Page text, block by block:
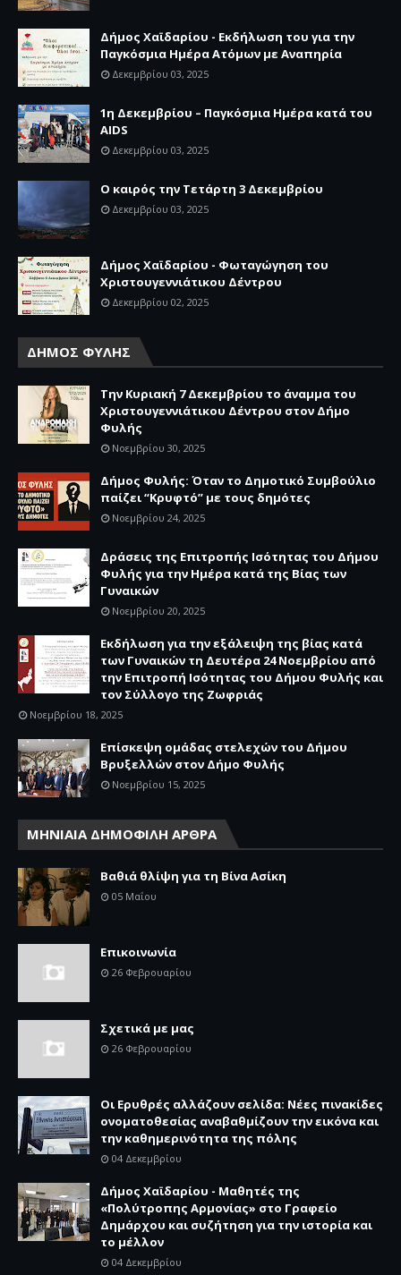
Δήμος Χαϊδαρίου - Εκδήλωση του για την
Παγκόσμια Ημέρα Ατόμων με Αναπηρία
Δεκεμβρίου 03, 2025
1η Δεκεμβρίου – Παγκόσμια Ημέρα κατά του
AIDS
Δεκεμβρίου 03, 2025
Ο καιρός την Τετάρτη 3 Δεκεμβρίου
Δεκεμβρίου 03, 2025
Δήμος Χαϊδαρίου - Φωταγώγηση του
Χριστουγεννιάτικου Δέντρου
Δεκεμβρίου 02, 2025
ΔΗΜΟΣ ΦΥΛΗΣ
Την Κυριακή 7 Δεκεμβρίου το άναμμα του
Χριστουγεννιάτικου Δέντρου στον Δήμο
Φυλής
Νοεμβρίου 30, 2025
Δήμος Φυλής: Όταν το Δημοτικό Συμβούλιο
παίζει “Κρυφτό” με τους δημότες
Νοεμβρίου 24, 2025
Δράσεις της Επιτροπής Ισότητας του Δήμου
Φυλής για την Ημέρα κατά της Βίας των
Γυναικών
Νοεμβρίου 20, 2025
Εκδήλωση για την εξάλειψη της βίας κατά
των Γυναικών τη Δευτέρα 24 Νοεμβρίου από
την Επιτροπή Ισότητας του Δήμου Φυλής και
τον Σύλλογο της Ζωφριάς
Νοεμβρίου 18, 2025
Επίσκεψη ομάδας στελεχών του Δήμου
Βρυξελλών στον Δήμο Φυλής
Νοεμβρίου 15, 2025
ΜΗΝΙΑΙΑ ΔΗΜΟΦΙΛΗ ΑΡΘΡΑ
Βαθιά θλίψη για τη Βίνα Ασίκη
05 Μαΐου
Επικοινωνία
26 Φεβρουαρίου
Σχετικά με μας
26 Φεβρουαρίου
Οι Ερυθρές αλλάζουν σελίδα: Νέες πινακίδες
ονοματοθεσίας αναβαθμίζουν την εικόνα και
την καθημερινότητα της πόλης
04 Δεκεμβρίου
Δήμος Χαϊδαρίου - Μαθητές της
«Πολύτροπης Αρμονίας» στο Γραφείο
Δημάρχου και συζήτηση για την ιστορία και
το μέλλον
04 Δεκεμβρίου